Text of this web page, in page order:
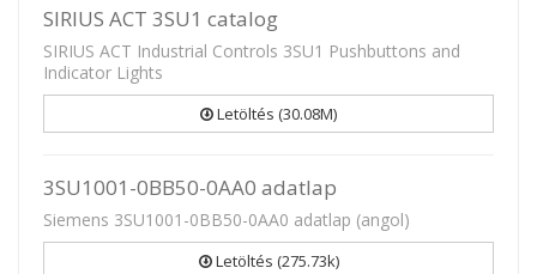
SIRIUS ACT 3SU1 catalog
SIRIUS ACT Industrial Controls 3SU1 Pushbuttons and
Indicator Lights
Letöltés (30.08M)
3SU1001-0BB50-0AA0 adatlap
Siemens 3SU1001-0BB50-0AA0 adatlap (angol)
Letöltés (275.73k)